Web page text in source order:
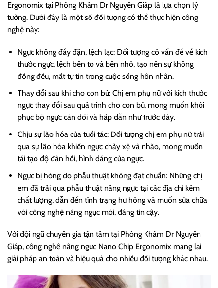
Ergonomix tại Phòng Khám Dr Nguyên Giáp là lựa chọn lý
tưởng. Dưới đây là một số đối tượng có thể thực hiện công
nghệ này:
Ngực không đầy đặn, lệch lạc: Đối tượng có vấn đề về kích
thước ngực, lệch bên to và bên nhỏ, tạo nên sự không
đồng đều, mất tự tin trong cuộc sống hôn nhân.
Thay đổi sau khi cho con bú: Chị em phụ nữ với kích thước
ngực thay đổi sau quá trình cho con bú, mong muốn khôi
phục bộ ngực cân đối và hấp dẫn như trước đây.
Chịu sự lão hóa của tuổi tác: Đối tượng chị em phụ nữ trải
qua sự lão hóa khiến ngực chảy xệ và nhão, mong muốn
tái tạo độ đàn hồi, hình dáng của ngực.
Ngực bị hỏng do phẫu thuật không đạt chuẩn: Những chị
em đã trải qua phẫu thuật nâng ngực tại các địa chỉ kém
chất lượng, dẫn đến tình trạng hư hỏng và muốn sửa chữa
với công nghệ nâng ngực mới, đáng tin cậy.
Với đội ngũ chuyên gia tận tâm tại Phòng Khám Dr Nguyên
Giáp, công nghệ nâng ngực Nano Chip Ergonomix mang lại
giải pháp an toàn và hiệu quả cho nhiều đối tượng khác nhau.